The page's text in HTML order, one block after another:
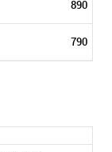
890
790